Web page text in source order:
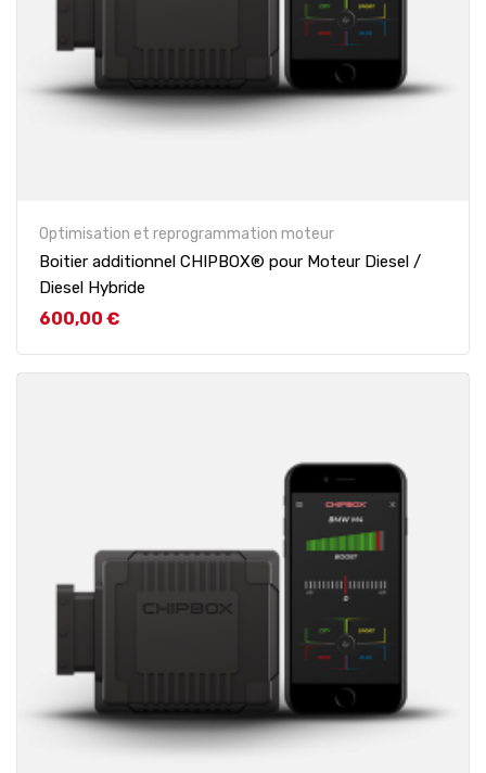
Optimisation et reprogrammation moteur
Boitier additionnel CHIPBOX® pour Moteur Diesel /
Diesel Hybride
Prix
600,00 €